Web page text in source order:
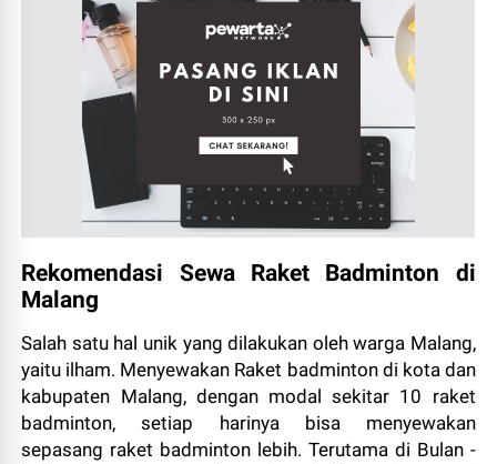
Rekomendasi Sewa Raket Badminton di
Malang
Salah satu hal unik yang dilakukan oleh warga Malang,
yaitu ilham. Menyewakan Raket badminton di kota dan
kabupaten Malang, dengan modal sekitar 10 raket
badminton, setiap harinya bisa menyewakan
sepasang raket badminton lebih. Terutama di Bulan -